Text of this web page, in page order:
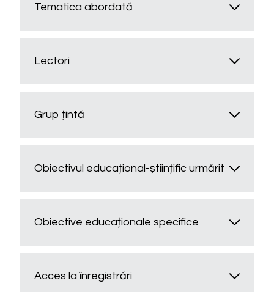
Tematica abordată
Lectori
Grup țintă
Obiectivul educațional-științific urmărit
Obiective educaționale specifice
Acces la înregistrări